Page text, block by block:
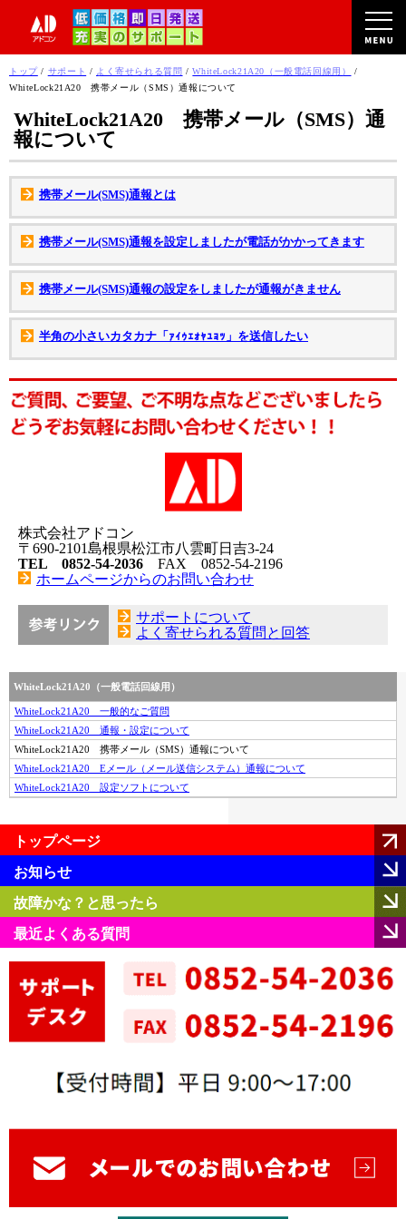
このページの本文へ
現
在
位
置：
トップ/ サポート / よく寄せられる質問 /WhiteLock21A20（一般電話回線用）
/
WhiteLock21A20 携帯メール（SMS）通報について
WhiteLock21A20 携帯メール（SMS）通
報について
携帯メール(SMS)通報とは
携帯メール(SMS)通報を設定しましたが電話がかかってきます
携帯メール(SMS)通報の設定をしましたが通報がきません
半角の小さいカタカナ「ｧｨｩｪｫｬｭｮｯ」を送信したい
株式会社アドコン
〒690-2101島根県松江市八雲町日吉3-24
TEL 0852-54-2036 FAX 0852-54-2196
ホームページからのお問い合わせ
サポートについて
よく寄せられる質問と回答
WhiteLock21A20（一般電話回線用）
WhiteLock21A20 一般的なご質問
WhiteLock21A20 通報・設定について
WhiteLock21A20 携帯メール（SMS）通報について
WhiteLock21A20 Eメール（メール送信システム）通報について
WhiteLock21A20 設定ソフトについて
トップページ
お知らせ
故障かな？と思ったら
最近よくある質問